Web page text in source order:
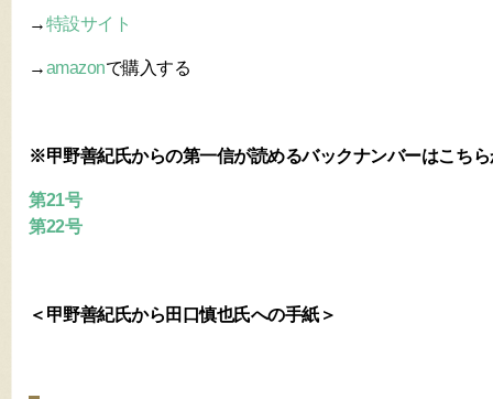
→特設サイト
→amazonで購入する
※甲野善紀氏からの第一信が読めるバックナンバーはこち
第21号
第22号
＜甲野善紀氏から田口慎也氏への手紙＞